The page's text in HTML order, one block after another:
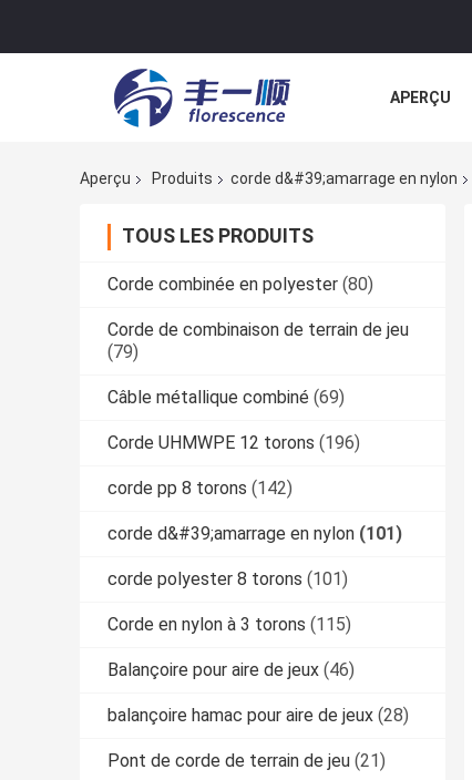
APERÇU
Aperçu
Produits corde d&#39;amarrage en nylon
TOUS LES PRODUITS
Corde combinée en polyester (80)
Corde de combinaison de terrain de jeu
(79)
Câble métallique combiné (69)
Corde UHMWPE 12 torons (196)
corde pp 8 torons (142)
corde d&#39;amarrage en nylon (101)
corde polyester 8 torons (101)
Corde en nylon à 3 torons (115)
Balançoire pour aire de jeux (46)
balançoire hamac pour aire de jeux (28)
Pont de corde de terrain de jeu (21)